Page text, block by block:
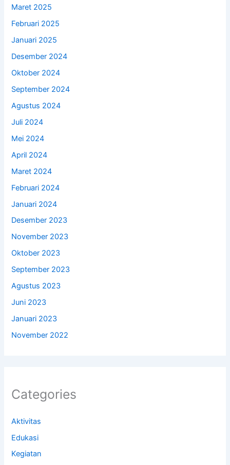
Maret 2025
Februari 2025
Januari 2025
Desember 2024
Oktober 2024
September 2024
Agustus 2024
Juli 2024
Mei 2024
April 2024
Maret 2024
Februari 2024
Januari 2024
Desember 2023
November 2023
Oktober 2023
September 2023
Agustus 2023
Juni 2023
Januari 2023
November 2022
Categories
Aktivitas
Edukasi
Kegiatan